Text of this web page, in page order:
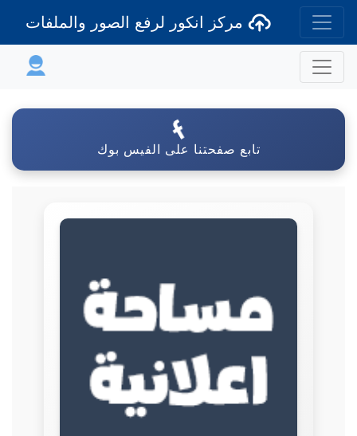
مركز انكور لرفع الصور والملفات
تابع صفحتنا على الفيس بوك